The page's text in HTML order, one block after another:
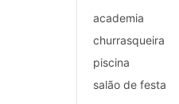
academia
churrasqueira
piscina
salão de festa